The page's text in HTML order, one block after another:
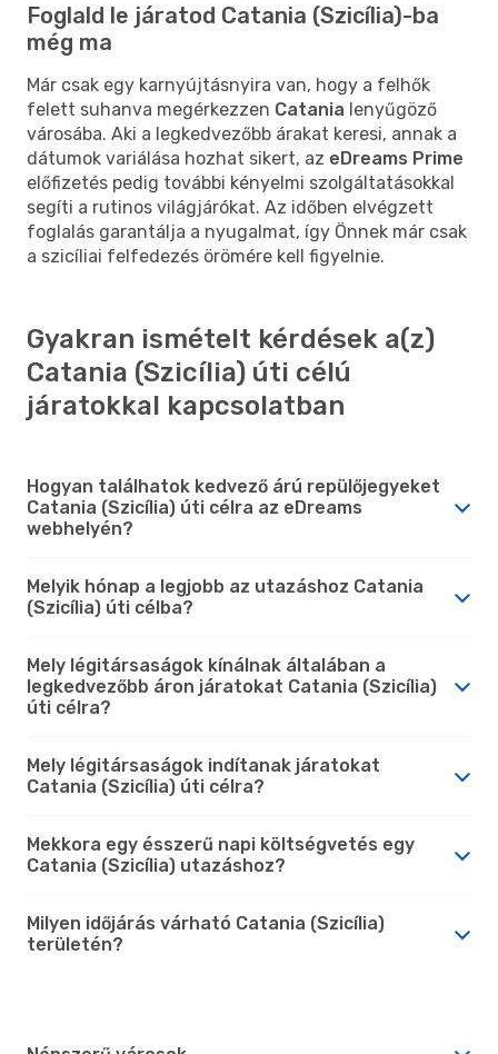
Foglald le járatod Catania (Szicília)-ba
még ma
Már csak egy karnyújtásnyira van, hogy a felhők
felett suhanva megérkezzen Catania lenyűgöző
városába. Aki a legkedvezőbb árakat keresi, annak a
dátumok variálása hozhat sikert, az eDreams Prime
előfizetés pedig további kényelmi szolgáltatásokkal
segíti a rutinos világjárókat. Az időben elvégzett
foglalás garantálja a nyugalmat, így Önnek már csak
a szicíliai felfedezés örömére kell figyelnie.
Gyakran ismételt kérdések a(z)
Catania (Szicília) úti célú
járatokkal kapcsolatban
Hogyan találhatok kedvező árú repülőjegyeket
Catania (Szicília) úti célra az eDreams
webhelyén?
Melyik hónap a legjobb az utazáshoz Catania
(Szicília) úti célba?
Mely légitársaságok kínálnak általában a
legkedvezőbb áron járatokat Catania (Szicília)
úti célra?
Mely légitársaságok indítanak járatokat
Catania (Szicília) úti célra?
Mekkora egy ésszerű napi költségvetés egy
Catania (Szicília) utazáshoz?
Milyen időjárás várható Catania (Szicília)
területén?